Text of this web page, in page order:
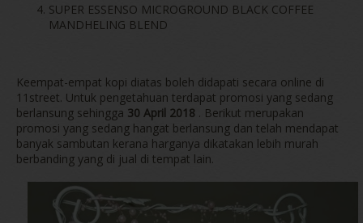
SUPER ESSENSO MICROGROUND BLACK COFFEE
MANDHELING BLEND
Keempat-empat kopi diatas boleh didapati secara online di
11street. Untuk pengetahuan terdapat promosi yang sedang
berlansung sehingga 30 April 2018 . Berikut merupakan
promosi yang sedang hangat berlansung dan telah mendapat
banyak sambutan kerana harganya dikatakan lebih murah
berbanding yang di jual di tempat lain.